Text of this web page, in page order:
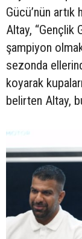
Gücü’nün
Altay, “Gençlik
şampiyon
sezonda
koyarak
belirten Altay,